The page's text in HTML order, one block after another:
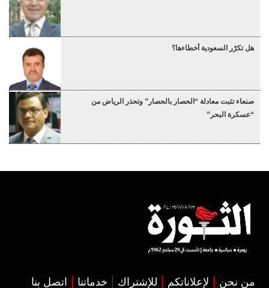
هل تكرّر السعودية أخطاءها؟
صنعاء تثبت معادلة “الحصار بالحصار” وتحذر الرياض من
“عسكرة البحر”
من نحن لإعلاناتكم للإشتراك خدماتنا اتصل بنا